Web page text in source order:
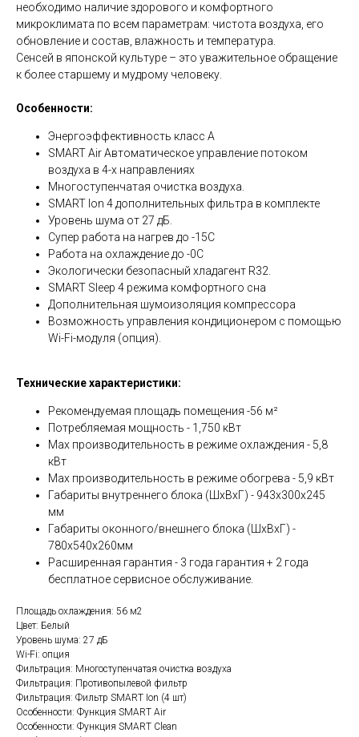
необходимо наличие здорового и комфортного
микроклимата по всем параметрам: чистота воздуха, его
обновление и состав, влажность и температура.
Сенсей в японской культуре – это уважительное обращение
к более старшему и мудрому человеку.
Особенности:
Энергоэффективность класс А
SMART Air Автоматическое управление потоком
воздуха в 4-х направлениях
Многоступенчатая очистка воздуха.
SMART Ion 4 дополнительных фильтра в комплекте
Уровень шума от 27 дБ.
Супер работа на нагрев до -15С
Работа на охлаждение до -0С
Экологически безопасный хладагент R32.
SMART Sleep 4 режима комфортного сна
Дополнительная шумоизоляция компрессора
Возможность управления кондиционером с помощью
Wi-Fi-модуля (опция).
Технические характеристики:
Рекомендуемая площадь помещения -56 м²
Потребляемая мощность - 1,750 кВт
Мах производительность в режиме охлаждения - 5,8
кВт
Мах производительность в режиме обогрева - 5,9 кВт
Габариты внутреннего блока (ШхВхГ) - 943x300x245
мм
Габариты оконного/внешнего блока (ШхВхГ) -
780x540x260мм
Расширенная гарантия - 3 года гарантия + 2 года
бесплатное сервисное обслуживание.
Площадь охлаждения: 56 м2
Цвет: Белый
Уровень шума: 27 дБ
Wi-Fi: опция
Фильтрация: Многоступенчатая очистка воздуха
Фильтрация: Противопылевой фильтр
Фильтрация: Фильтр SMART Ion (4 шт)
Особенности: Функция SMART Air
Особенности: Функция SMART Clean